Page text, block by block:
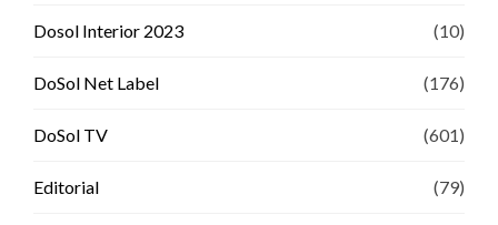
Dosol Interior 2023 (10)
DoSol Net Label (176)
DoSol TV (601)
Editorial (79)